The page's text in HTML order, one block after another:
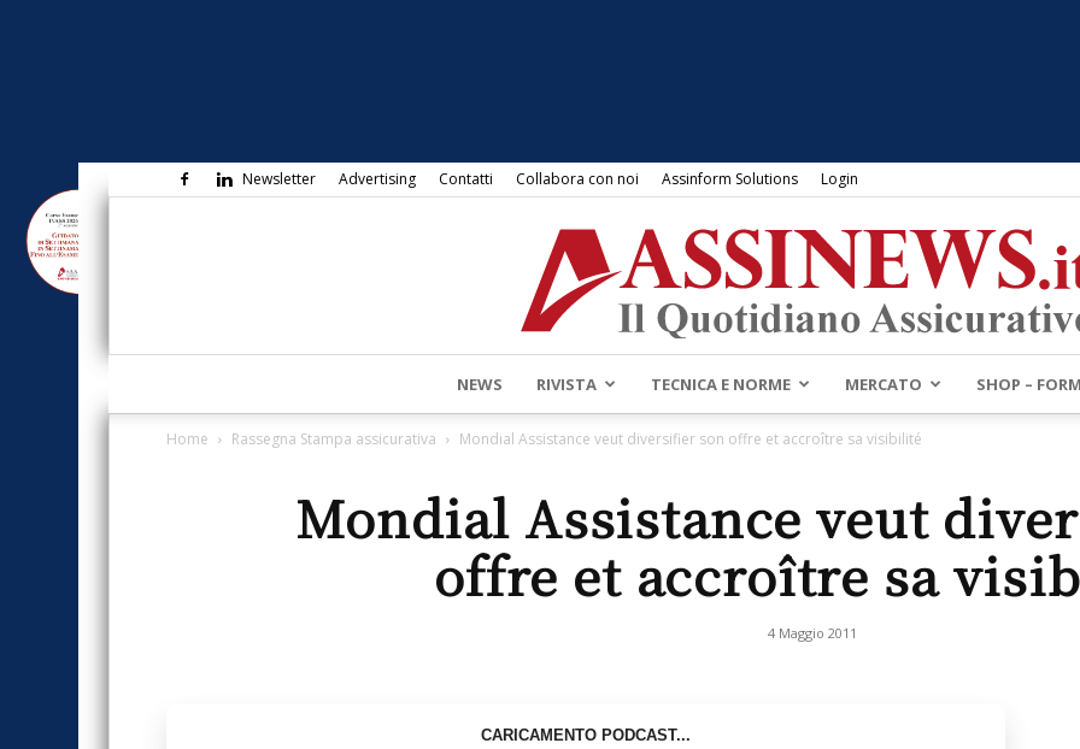
Newsletter Advertising Contatti Collabora con noi Assinform Solutions Login
Assinews.it
NEWS RIVISTA TECNICA E NORME MERCATO SHOP –
Home Rassegna Stampa assicurativa Mondial Assistance veut diversifier son offre et accroître sa visibilité
Mondial Assistance veut
offre et accroître sa
4 Maggio 2011